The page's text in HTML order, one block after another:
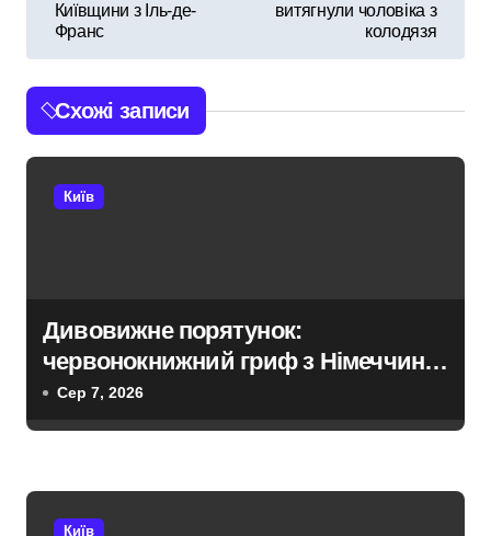
і
г
а
а
п
с
Київщини з Іль-де-
Франс
витягнули чоловіка з
колодязя
Схожі записи
Київ
Дивовижне порятунок:
червонокнижний гриф з Німеччини
ледве в survivors after мандрівки на
Сер 7, 2026
Київ